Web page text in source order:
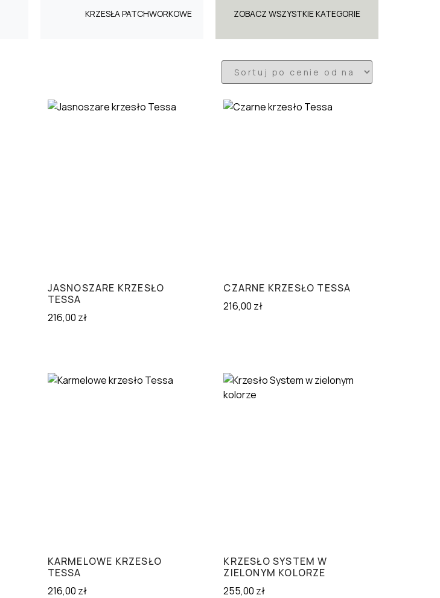
KRZESŁA PATCHWORKOWE ZOBACZ WSZYSTKIE KATEGORIE
JASNOSZARE KRZESŁO
TESSA
216,00 zł
CZARNE KRZESŁO TESSA
216,00 zł
KARMELOWE KRZESŁO
TESSA
216,00 zł
KRZESŁO SYSTEM W
ZIELONYM KOLORZE
255,00 zł